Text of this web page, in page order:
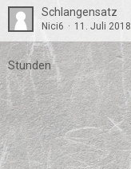
Schlangensatz
Nici6 11. Juli 2018
Stunden